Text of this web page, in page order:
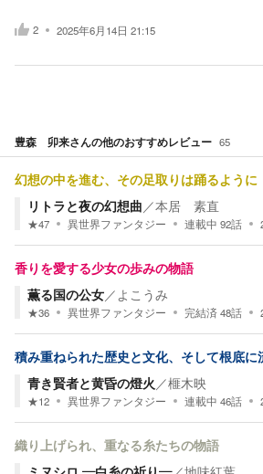
2 2025年6月14日 21:15
豊森 卯来さんの他のおすすめレビュー 65
幻想の中を進む、その足取りは踊るように
リトラと夜の幻想曲 ／本居 素直
★47 異世界ファンタジー 連載中 92話
香りを愛する少女の歩みの物語
薫る国の公女／ よこうみ
★36 異世界ファンタジー 完結済48話
積み重ねられた歴史と文化、そして根底に
青き賢者と黄昏の燈火 ／榧木映
★12 異世界ファンタジー 連載中 46話
織り上げられ、重なる糸たちの物語